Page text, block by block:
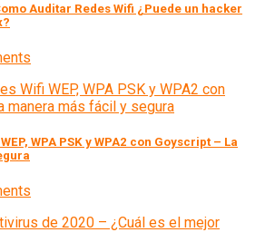
Auditar Redes Wifi ¿Puede un hacker
WPA PSK y WPA2 con Goyscript – La